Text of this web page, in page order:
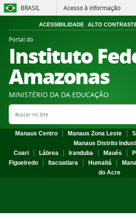
BRASIL Acesso à informação
ACESSIBILIDADE ALTO
Portal do
Instituto
Amazonas
MINISTÉRIO DA DA EDUCAÇÃO
Search Site
Manaus Centro Manaus Zona Leste
Manaus Distrito
Coari
Lábrea Iranduba Maués
Figueiredo
Itacoatiara Humaitá
do Acre